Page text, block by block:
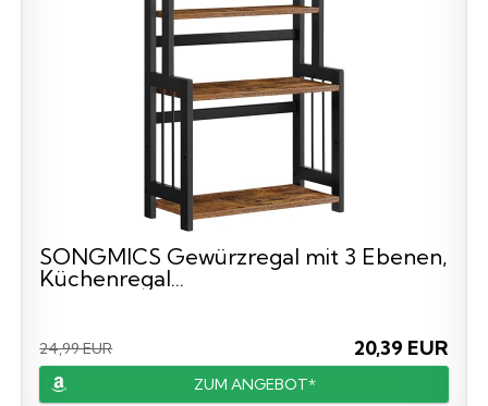
SONGMICS Gewürzregal mit 3 Ebenen,
Küchenregal...
24,99 EUR 20,39 EUR
ZUM ANGEBOT*